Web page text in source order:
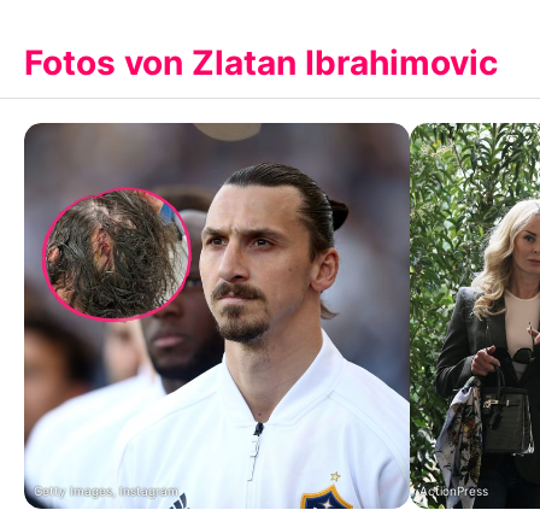
Fotos von Zlatan Ibrahimovic
Getty Images, Instagram ActionPress